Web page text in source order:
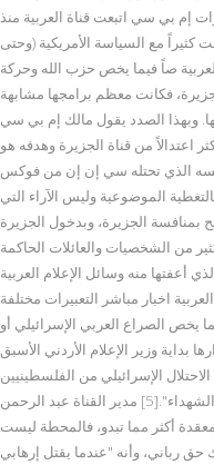
إم بي سي اتبعت قناة العربية منذ
كثيراً مع السياسة الأمريكية (وحتى
صاً فيما يخص حزب الله وحركة
فكانت معظم برامجها مشابهة
وبهذا الصدد يقول مالك إم بي سي
اعتدالاً من قناة الجزيرة وهدفه هو
الذي تحتله سي إن إن من فوكس
الموضوعية وليس الآراء التي
لم تنجح بمنافسة الجزيرة، وبدخول الجزيرة
العربي عام 1996 فقد الكثير من الشخصيات والعائلات الحاكمة
أعفتها منه وسائل الإعلام العربية
من العربية اخبار مباشر التعبيرات مختلفة
يخص الصراع العربي الإسرائيلي أو
بداية وزير الإعلام الأردني الأسبق
الإسرائيلي من الفلسطينيين
بـ"القتلى" في حين كانت تصفهم قناة الجزيرة بـ"الشهداء".[5] مدير القناة عبد الرحمن
أكثر مما تبدو، فالمحطة ليست
حق رباني، وأنه "عندما يقتل إرهابي